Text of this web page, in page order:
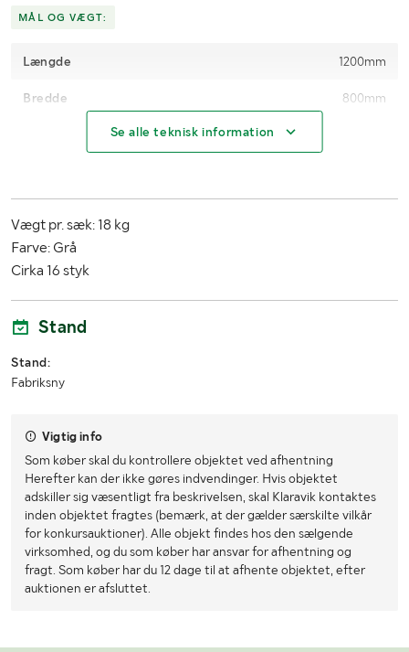
MÅL OG VÆGT:
Længde 1200mm
Bredde 800mm
Se alle teknisk information
Vægt pr. sæk: 18 kg
Farve: Grå
Cirka 16 styk
Stand
Stand:
Fabriksny
Vigtig info
Som køber skal du kontrollere objektet ved afhentning
Herefter kan der ikke gøres indvendinger. Hvis objektet
adskiller sig væsentligt fra beskrivelsen, skal Klaravik kontaktes
inden objektet fragtes (bemærk, at der gælder særskilte vilkår
for konkursauktioner). Alle objekt findes hos den sælgende
virksomhed, og du som køber har ansvar for afhentning og
fragt. Som køber har du 12 dage til at afhente objektet, efter
auktionen er afsluttet.